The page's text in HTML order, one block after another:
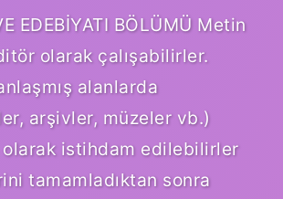
EDEBİYATI BÖLÜMÜ Metin
olarak çalışabilirler.
alanlarda
arşivler, müzeler vb.)
olarak istihdam edilebilirler
tamamladıktan sonra